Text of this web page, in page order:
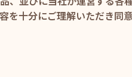
十分にご理解いただき